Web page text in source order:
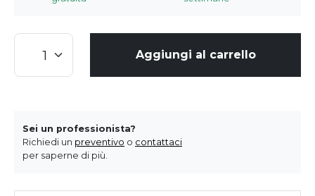
Aggiungi al carrello
Sei un professionista?
Richiedi un preventivo o contattaci
per saperne di più.